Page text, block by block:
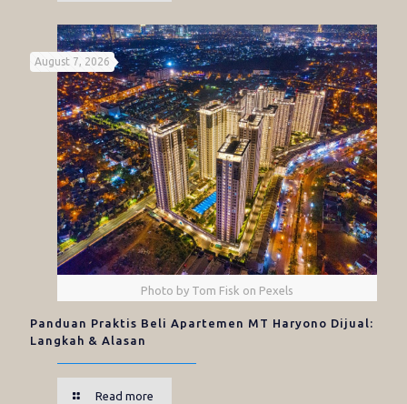
Photo by Tom Fisk on Pexels
August 7, 2026
Panduan Praktis Beli Apartemen MT Haryono Dijual:
Langkah & Alasan
Read more